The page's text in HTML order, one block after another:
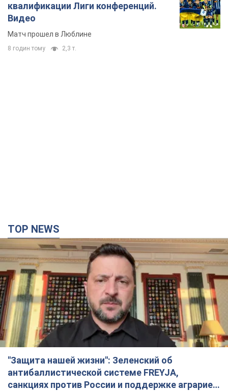
квалификации Лиги конференций.
Видео
Матч прошел в Люблине
8 годин тому 2,3 т.
TOP NEWS
"Защита нашей жизни": Зеленский об
антибаллистической системе FREYJA,
санкциях против России и поддержке аграриев.